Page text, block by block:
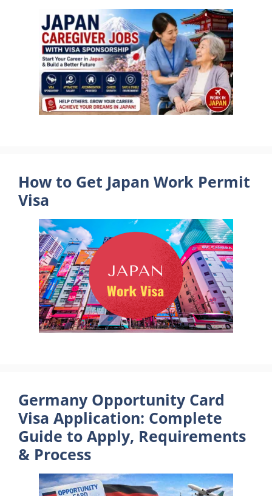
How to Get Japan Work Permit
Visa
Germany Opportunity Card
Visa Application: Complete
Guide to Apply, Requirements
& Process